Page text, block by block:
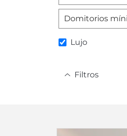
Domitorios
Lujo
Filtros